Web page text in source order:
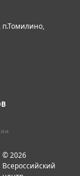
п.Томилино,
© 2026
Всероссийский